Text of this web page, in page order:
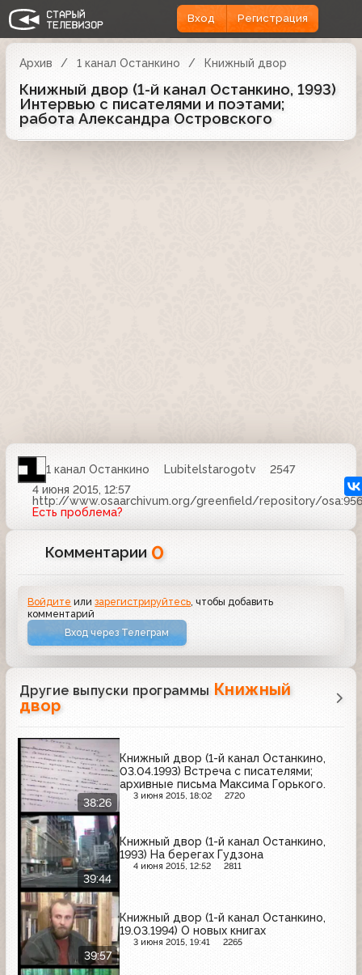
Вход Регистрация
Архив 1 канал Останкино Книжный двор
Книжный двор (1-й канал Останкино, 1993)
Интервью с писателями и поэтами;
работа Александра Островского
1 канал Останкино Lubitelstarogotv
2547
4 июня 2015, 12:57
http://www.osaarchivum.org/greenfield/repository/
Есть проблема?
Комментарии 0
Войдите илизарегистрируйтесь , чтобы добавить
комментарий
Вход через Телеграм
Другие выпуски программы Книжный
двор
38:26
Книжный двор (1-й канал Останкино,
03.04.1993) Встреча с писателями;
архивные письма Максима Горького.
3 июня 2015, 18:02 2720
39:44
Книжный двор (1-й канал Останкино,
1993) На берегах Гудзона
4 июня 2015, 12:52 2811
39:57
Книжный двор (1-й канал Останкино,
19.03.1994) О новых книгах
3 июня 2015, 19:41 2265